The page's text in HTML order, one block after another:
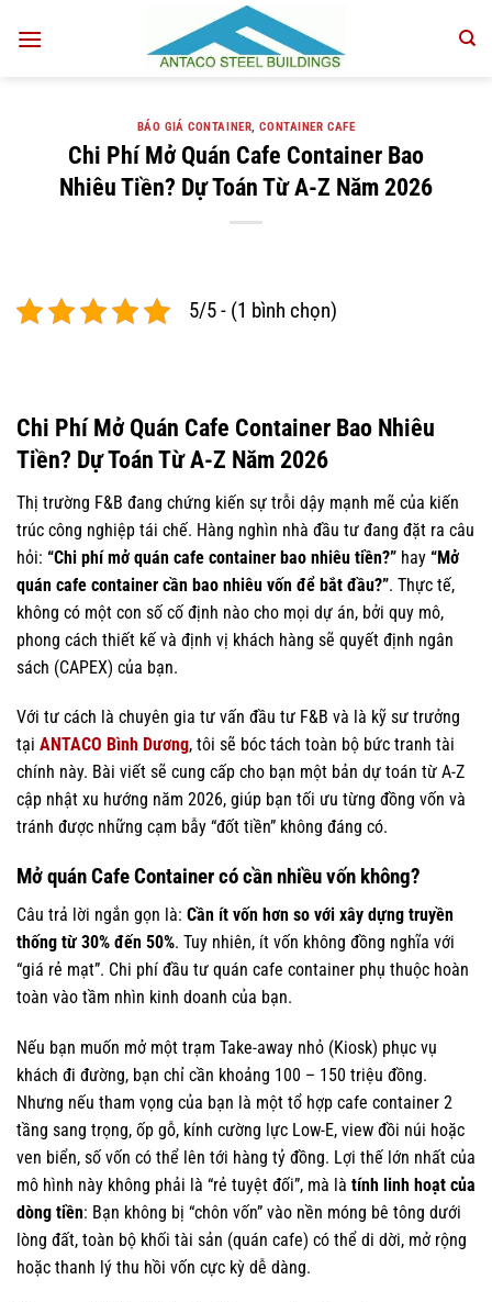
qua
BÁO GIÁ CONTAINER,CONTAINER CAFE
Chi Phí Mở Quán Cafe Container Bao
Nhiêu Tiền? Dự Toán Từ A-Z Năm 2026
5/5 - (1 bình chọn)
Chi Phí Mở Quán Cafe Container Bao Nhiêu
Tiền? Dự Toán Từ A-Z Năm 2026
Thị trường F&B đang chứng kiến sự trỗi dậy mạnh mẽ của kiến
trúc công nghiệp tái chế. Hàng nghìn nhà đầu tư đang đặt ra câu
hỏi: “Chi phí mở quán cafe container bao nhiêu tiền?” hay “Mở
quán cafe container cần bao nhiêu vốn để bắt đầu?”. Thực tế,
không có một con số cố định nào cho mọi dự án, bởi quy mô,
phong cách thiết kế và định vị khách hàng sẽ quyết định ngân
sách (CAPEX) của bạn.
Với tư cách là chuyên gia tư vấn đầu tư F&B và là kỹ sư trưởng
tại ANTACO Bình Dương, tôi sẽ bóc tách toàn bộ bức tranh tài
chính này. Bài viết sẽ cung cấp cho bạn một bản dự toán từ A-Z
cập nhật xu hướng năm 2026, giúp bạn tối ưu từng đồng vốn và
tránh được những cạm bẫy “đốt tiền” không đáng có.
Mở quán Cafe Container có cần nhiều vốn không?
Câu trả lời ngắn gọn là: Cần ít vốn hơn so với xây dựng truyền
thống từ 30% đến 50%. Tuy nhiên, ít vốn không đồng nghĩa với
“giá rẻ mạt”. Chi phí đầu tư quán cafe container phụ thuộc hoàn
toàn vào tầm nhìn kinh doanh của bạn.
Nếu bạn muốn mở một trạm Take-away nhỏ (Kiosk) phục vụ
khách đi đường, bạn chỉ cần khoảng 100 – 150 triệu đồng.
Nhưng nếu tham vọng của bạn là một tổ hợp cafe container 2
tầng sang trọng, ốp gỗ, kính cường lực Low-E, view đồi núi hoặc
ven biển, số vốn có thể lên tới hàng tỷ đồng. Lợi thế lớn nhất của
mô hình này không phải là “rẻ tuyệt đối”, mà là tính linh hoạt của
dòng tiền: Bạn không bị “chôn vốn” vào nền móng bê tông dưới
lòng đất, toàn bộ khối tài sản (quán cafe) có thể di dời, mở rộng
hoặc thanh lý thu hồi vốn cực kỳ dễ dàng.